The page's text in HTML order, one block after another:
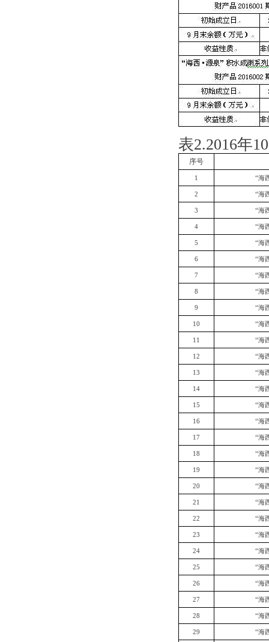
表2.2016年
序号
1 “海
2 “海
3 “海
4 “海
5 “海
6 “海
7 “海
8 “海
9 “海
10 “海
11 “海
12 “海
13 “海
14 “海
15 “海
16 “海
17 “海
18 “海
19 “海
20 “海
21 “海
22 “海
23 “海
24 “海
25 “海
26 “海
27 “海
28 “海
29 “海